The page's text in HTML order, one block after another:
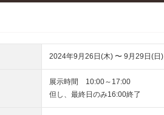
2024年9月26日(木) 〜 9月29日(日)
展示時間 10:00～17:00
但し、最終日のみ16:00終了